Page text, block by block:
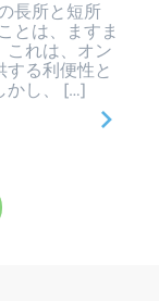
長所と短所
とは、ますま
これは、オン
る利便性と
かし、 […]